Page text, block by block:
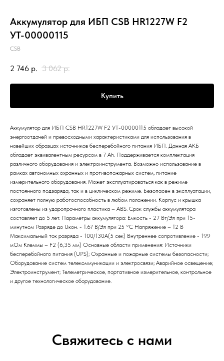
Аккумулятор для ИБП CSB HR1227W F2
УТ-00000115
CSB
2 746 р. 3 062 р.
Купить
Аккумулятор для ИБП CSB HR1227W F2 УТ-00000115 обладает высокой
энергоотдачей и превосходными характеристиками для использования в
новейших образцах источников бесперебойного питания ИБП. Данная АКБ
обладает эквивалентным ресурсом в 7 Ah. Поддерживается комплектация
различного оборудования и электроинструмента. Возможно использование в
рамках автономных охранных и противопожарных систем, питание
измерительного оборудования. Может эксплуатироваться как в режиме
постоянного подзаряда, так и в циклическом режиме. Безопасен в эксплуатации,
сохраняет полную работоспособность в любом положении. Корпус и крышка
изготовлены из ударопрочного пластика – ABS. Срок службы аккумулятора
составляет до 5 лет. Параметры аккумулятора: Емкость - 27 Вт/Эл при 15-
минутном Разряде до Uкон. - 1.67 В/Эл при 25 °С Напряжение – 12 В
Максимальный ток разряда - 100/130A(5 сек) Внутреннее сопротивление - 19.9
мОм Клеммы – F2 (6,35 мм) Основные области применения: Источники
бесперебойного питания (UPS); Охранные и пожарные системы безопасности;
Оборудование систем телекоммуникации и электросвязи; Аварийное освещение;
Электроинструмент; Телеметрическое, портативное измерительное, контрольное
и другое технологическое оборудование.
Свяжитесь с нами